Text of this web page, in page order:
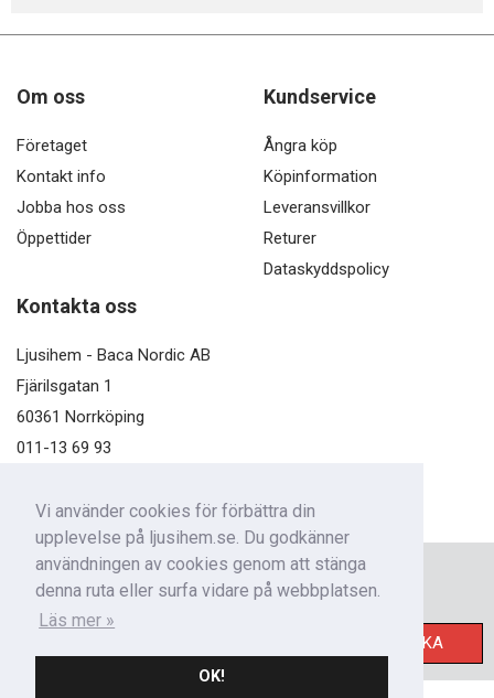
Vi använder cookies för förbättra din
upplevelse på ljusihem.se. Du godkänner
användningen av cookies genom att stänga
denna ruta eller surfa vidare på webbplatsen.
Läs mer »
OK!
Om oss
Företaget
Kontakt info
Jobba hos oss
Öppettider
Kundservice
Ångra köp
Köpinformation
Leveransvillkor
Returer
Dataskyddspolicy
Kontakta oss
Ljusihem - Baca Nordic AB
Fjärilsgatan 1
60361 Norrköping
011-13 69 93
Nyhetsbrev
SKICKA